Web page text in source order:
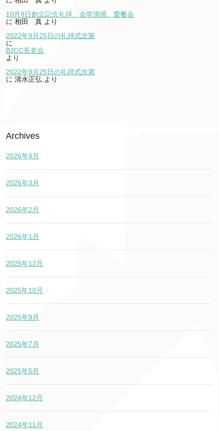
10月8日創立記念礼拝、会堂清掃、愛餐会
に 相田 真 より
2022年9月25日の礼拝式次第
に
BJCC長老会
より
2022年9月25日の礼拝式次第
に 清水正弘 より
Archives
2026年4月
2026年3月
2026年2月
2026年1月
2025年12月
2025年10月
2025年9月
2025年7月
2025年5月
2024年12月
2024年11月